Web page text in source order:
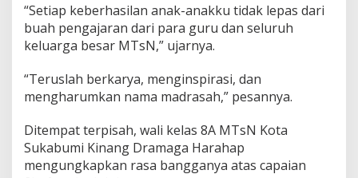
e
r
i
n
g
n
“Setiap keberhasilan anak-anakku tidak lepas dari
buah pengajaran dari para guru dan seluruh
keluarga besar MTsN,” ujarnya.
“Teruslah berkarya, menginspirasi, dan
mengharumkan nama madrasah,” pesannya.
Ditempat terpisah, wali kelas 8A MTsN Kota
Sukabumi Kinang Dramaga Harahap
mengungkapkan rasa bangganya atas capaian